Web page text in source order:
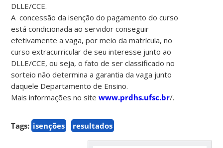
DLLE/CCE.
A concessão da isenção do pagamento do curso
está condicionada ao servidor conseguir
efetivamente a vaga, por meio da matrícula, no
curso extracurricular de seu interesse junto ao
DLLE/CCE, ou seja, o fato de ser classificado no
sorteio não determina a garantia da vaga junto
daquele Departamento de Ensino.
Mais informações no sitewww.prdhs.ufsc.br/.
Tags: isenções resultados